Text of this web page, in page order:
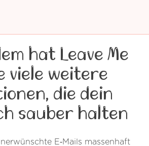
hat Leave Me
viele weitere
die dein
sauber halten
E‑Mails massenhaft